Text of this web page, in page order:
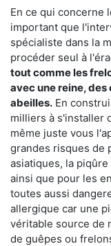
En ce qui concerne
important que
spécialiste dans la
procéder seul à
tout comme les
avec une reine,
abeilles. En
milliers à s'installer
même juste vous
grandes risques de
asiatiques, la
ainsi que pour les
toutes aussi
allergique car une
véritable source de
de guêpes ou